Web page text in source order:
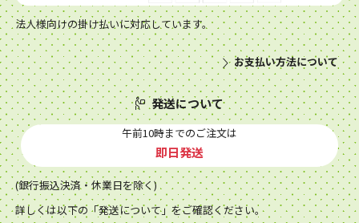
法人様向けの掛け払いに対応しています。
お支払い方法について
発送について
午前10時までのご注文は
即日発送
(銀行振込決済・休業日を除く)
詳しくは以下の「発送について」をご確認ください。